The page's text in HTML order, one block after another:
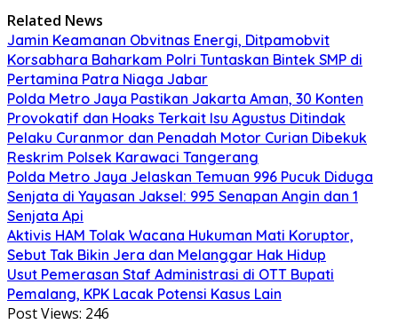
Related News
Jamin Keamanan Obvitnas Energi, Ditpamobvit
Korsabhara Baharkam Polri Tuntaskan Bintek SMP di
Pertamina Patra Niaga Jabar
Polda Metro Jaya Pastikan Jakarta Aman, 30 Konten
Provokatif dan Hoaks Terkait Isu Agustus Ditindak
Pelaku Curanmor dan Penadah Motor Curian Dibekuk
Reskrim Polsek Karawaci Tangerang
Polda Metro Jaya Jelaskan Temuan 996 Pucuk Diduga
Senjata di Yayasan Jaksel: 995 Senapan Angin dan 1
Senjata Api
Aktivis HAM Tolak Wacana Hukuman Mati Koruptor,
Sebut Tak Bikin Jera dan Melanggar Hak Hidup
Usut Pemerasan Staf Administrasi di OTT Bupati
Pemalang, KPK Lacak Potensi Kasus Lain
Post Views: 246